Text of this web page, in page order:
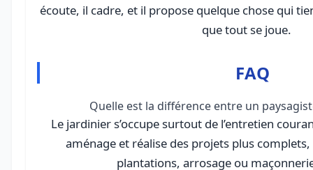
écoute, il cadre, et il propose quelque chose qui
que tout se joue.
FAQ
Quelle est la différence entre un
Le jardinier s’occupe surtout de l’entretien
aménage et réalise des projets plus
plantations, arrosage ou